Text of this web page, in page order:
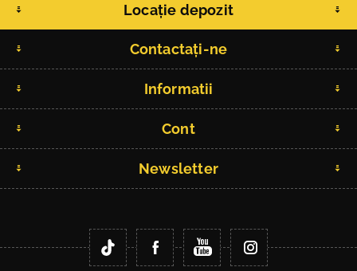
Locație depozit
Contactați-ne
Informatii
Cont
Newsletter